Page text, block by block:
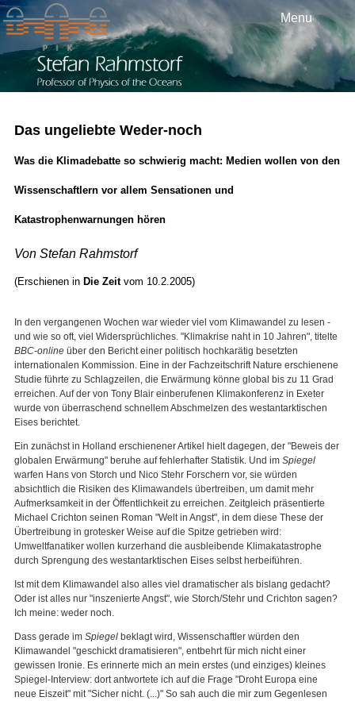
Menu
Das ungeliebte Weder-noch
Was die Klimadebatte so schwierig macht: Medien wollen von den
Wissenschaftlern vor allem Sensationen und
Katastrophenwarnungen hören
Von Stefan Rahmstorf
(Erschienen in Die Zeitvom 10.2.2005)
In den vergangenen Wochen war wieder viel vom Klimawandel zu lesen -
und wie so oft, viel Widersprüchliches. "Klimakrise naht in 10 Jahren", titelte
BBC-onlineüber den Bericht einer politisch hochkarätig besetzten
internationalen Kommission. Eine in der Fachzeitschrift Nature erschienene
Studie führte zu Schlagzeilen, die Erwärmung könne global bis zu 11 Grad
erreichen. Auf der von Tony Blair einberufenen Klimakonferenz in Exeter
wurde von überraschend schnellem Abschmelzen des westantarktischen
Eises berichtet.
Ein zunächst in Holland erschienener Artikel hielt dagegen, der "Beweis der
globalen Erwärmung" beruhe auf fehlerhafter Statistik. Und im Spiegel
warfen Hans von Storch und Nico Stehr Forschern vor, sie würden
absichtlich die Risiken des Klimawandels übertreiben, um damit mehr
Aufmerksamkeit in der Öffentlichkeit zu erreichen. Zeitgleich präsentierte
Michael Crichton seinen Roman "Welt in Angst", in dem diese These der
Übertreibung in grotesker Weise auf die Spitze getrieben wird:
Umweltfanatiker wollen kurzerhand die ausbleibende Klimakatastrophe
durch Sprengung des westantarktischen Eises selbst herbeiführen.
Ist mit dem Klimawandel also alles viel dramatischer als bislang gedacht?
Oder ist alles nur "inszenierte Angst", wie Storch/Stehr und Crichton sagen?
Ich meine: weder noch.
Dass gerade im Spiegelbeklagt wird, Wissenschaftler würden den
Klimawandel "geschickt dramatisieren", entbehrt für mich nicht einer
gewissen Ironie. Es erinnerte mich an mein erstes (und einziges) kleines
Spiegel-Interview: dort antwortete ich auf die Frage "Droht Europa eine
neue Eiszeit" mit "Sicher nicht. (...)" So sah auch die mir zum Gegenlesen